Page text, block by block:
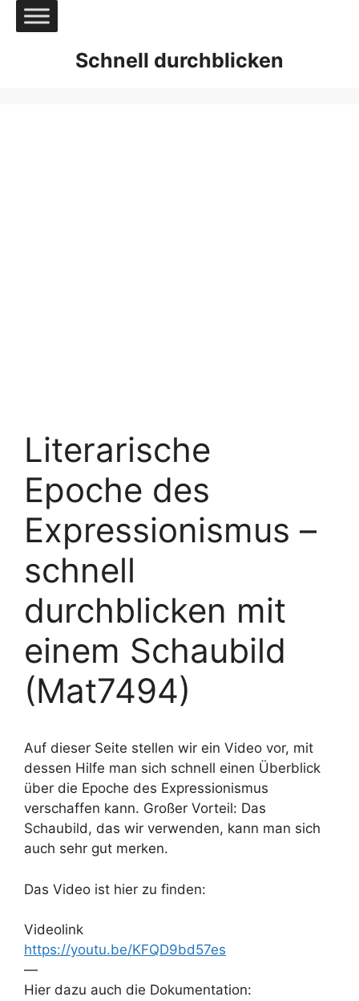
Zum
Inhalt
Schnell durchblicken
Literarische
Epoche des
Expressionismus –
schnell
durchblicken mit
einem Schaubild
(Mat7494)
Auf dieser Seite stellen wir ein Video vor, mit
dessen Hilfe man sich schnell einen Überblick
über die Epoche des Expressionismus
verschaffen kann. Großer Vorteil: Das
Schaubild, das wir verwenden, kann man sich
auch sehr gut merken.
Das Video ist hier zu finden:
Videolink
https://youtu.be/KFQD9bd57es
—
Hier dazu auch die Dokumentation: